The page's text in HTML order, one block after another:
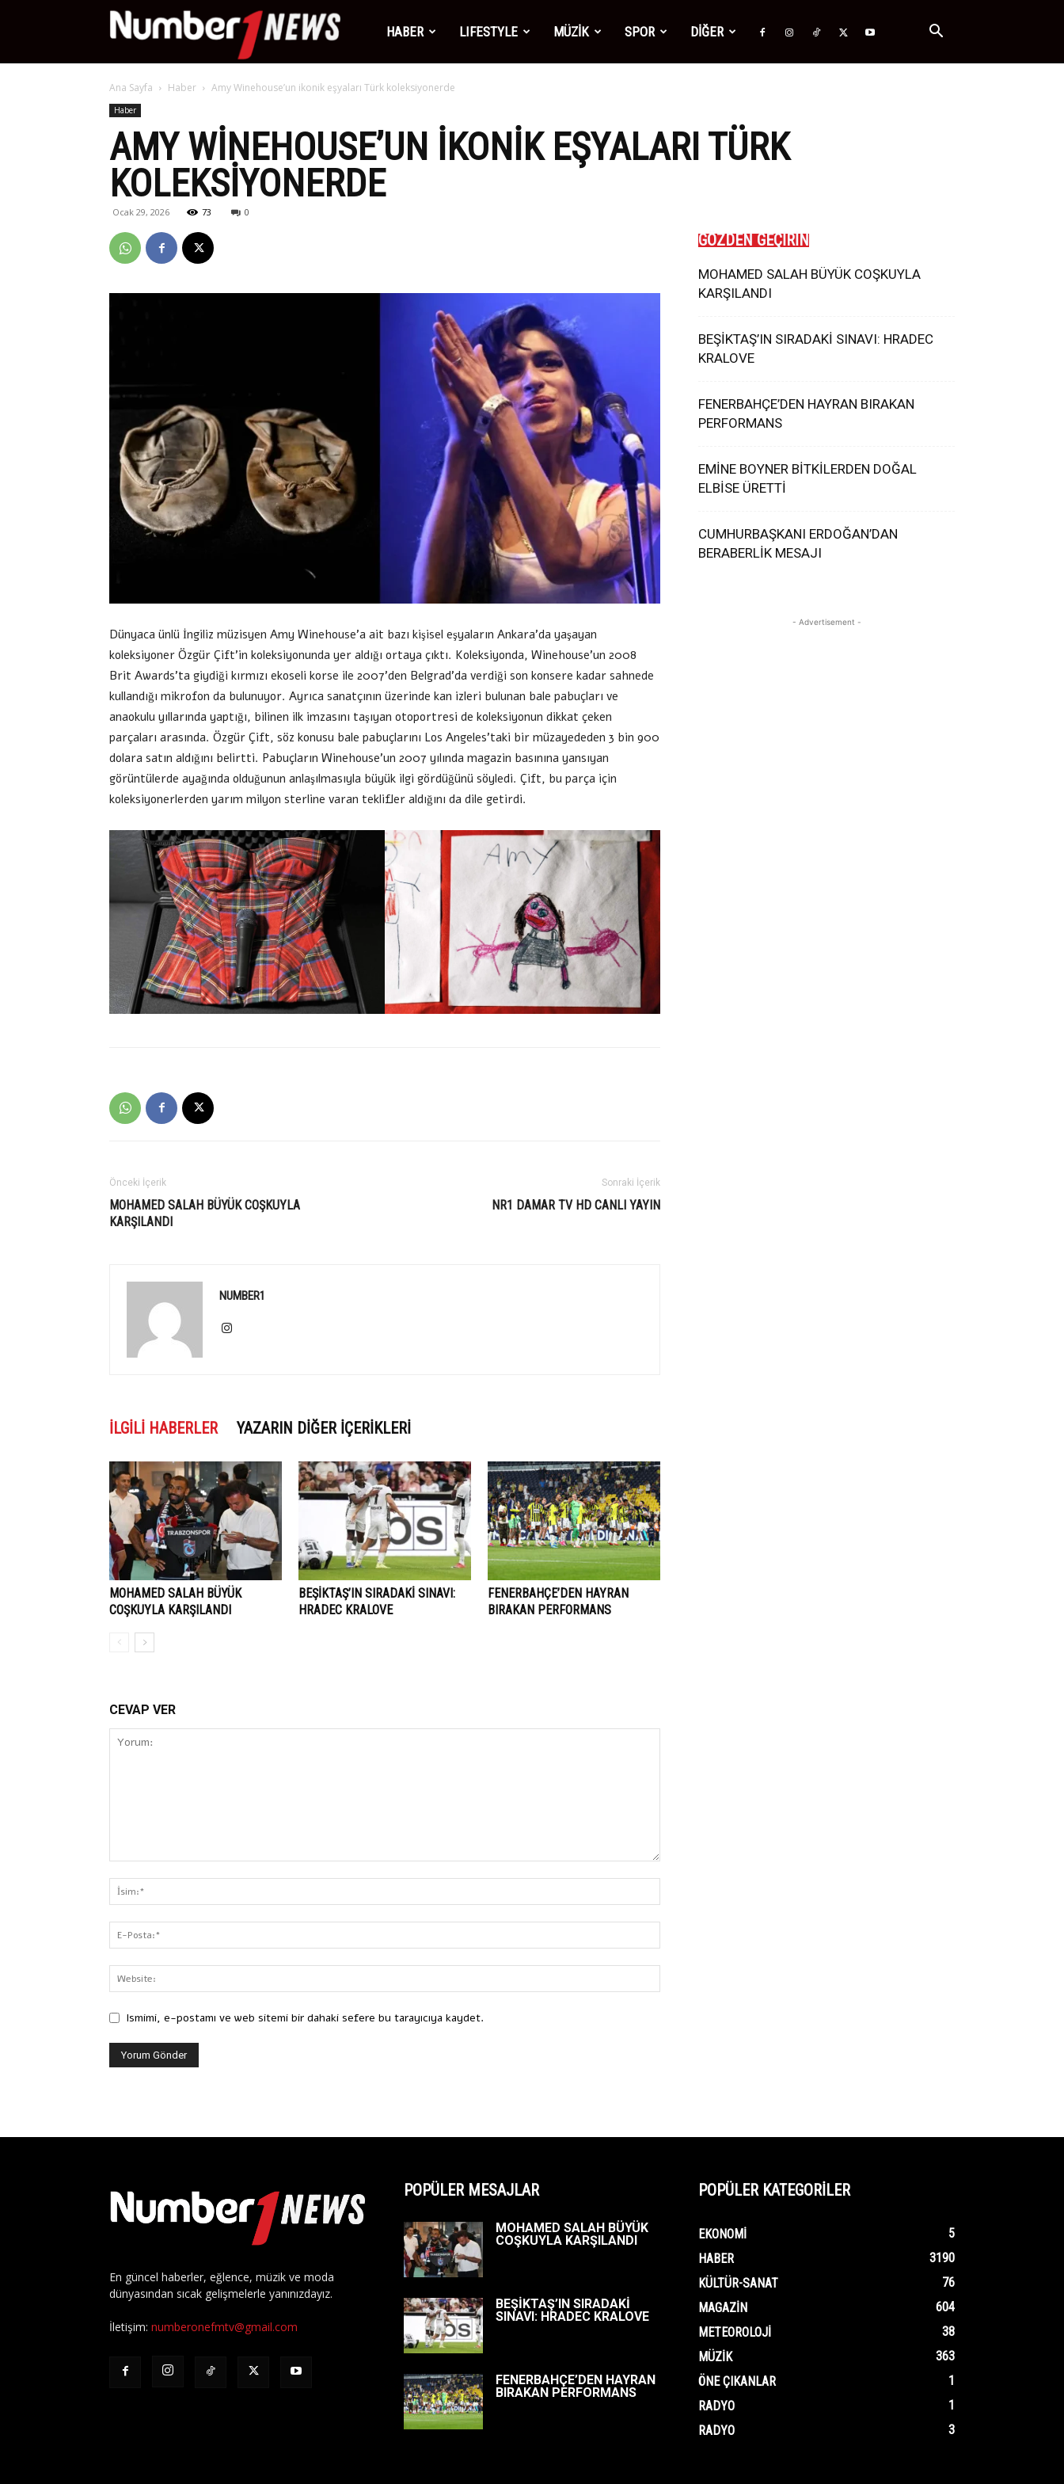
Number1
News
HABER LIFESTYLE MÜZİK SPOR DİĞER
Ana Sayfa Haber Amy Winehouse’un ikonik eşyaları Türk koleksiyonerde
Haber
AMY WINEHOUSE’UN IKONIK EŞYALARI TÜRK
KOLEKSIYONERDE
Ocak 29, 2026 73 0
Dünyaca ünlü İngiliz müzisyen Amy Winehouse’a ait bazı kişisel eşyaların Ankara’da yaşayan
koleksiyoner Özgür Çift’in koleksiyonunda yer aldığı ortaya çıktı. Koleksiyonda, Winehouse’un 2008
Brit Awards’ta giydiği kırmızı ekoseli korse ile 2007’den Belgrad’da verdiği son konsere kadar sahnede
kullandığı mikrofon da bulunuyor. Ayrıca sanatçının üzerinde kan izleri bulunan bale pabuçları ve
anaokulu yıllarında yaptığı, bilinen ilk imzasını taşıyan otoportresi de koleksiyonun dikkat çeken
parçaları arasında. Özgür Çift, söz konusu bale pabuçlarını Los Angeles’taki bir müzayededen 3 bin 900
dolara satın aldığını belirtti. Pabuçların Winehouse’un 2007 yılında magazin basınına yansıyan
görüntülerde ayağında olduğunun anlaşılmasıyla büyük ilgi gördüğünü söyledi. Çift, bu parça için
koleksiyonerlerden yarım milyon sterline varan teklifler aldığını da dile getirdi.
Önceki İçerik
MOHAMED SALAH BÜYÜK COŞKUYLA
KARŞILANDI
Sonraki İçerik
NR1 DAMAR TV HD CANLI YAYIN
NUMBER1
İLGILI HABERLER YAZARIN DIĞER İÇERIKLERI
MOHAMED SALAH BÜYÜK
COŞKUYLA KARŞILANDI
BEŞİKTAŞ’IN SIRADAKİ SINAVI:
HRADEC KRALOVE
FENERBAHÇE’DEN HAYRAN
BIRAKAN PERFORMANS
CEVAP VER
Ismimi, e-postamı ve web sitemi bir dahaki sefere bu tarayıcıya kaydet.
GÖZDEN GEÇİRİN
MOHAMED SALAH BÜYÜK COŞKUYLA
KARŞILANDI
BEŞİKTAŞ’IN SIRADAKİ SINAVI: HRADEC
KRALOVE
FENERBAHÇE’DEN HAYRAN BIRAKAN
PERFORMANS
EMİNE BOYNER BİTKİLERDEN DOĞAL
ELBİSE ÜRETTİ
CUMHURBAŞKANI ERDOĞAN’DAN
BERABERLİK MESAJI
- Advertisement -
En güncel haberler, eğlence, müzik ve moda
dünyasından sıcak gelişmelerle yanınızdayız.
İletişim: numberonefmtv@gmail.com
POPÜLER MESAJLAR
MOHAMED SALAH BÜYÜK
COŞKUYLA KARŞILANDI
BEŞİKTAŞ’IN SIRADAKİ
SINAVI: HRADEC KRALOVE
FENERBAHÇE’DEN HAYRAN
BIRAKAN PERFORMANS
POPÜLER KATEGORİLER
EKONOMI
5
HABER
3190
KÜLTÜR-SANAT
76
MAGAZIN
604
METEOROLOJI
38
MÜZIK
363
ÖNE ÇIKANLAR
1
RADYO
1
RADYO
3